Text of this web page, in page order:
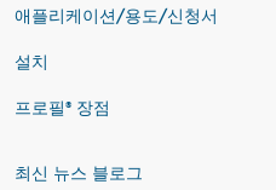
애플리케이션/용도/신청서
설치
프로필® 장점
최신 뉴스 블로그